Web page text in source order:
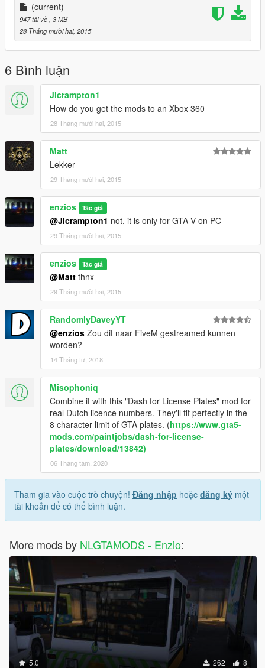
(current)
947 tải về, 3 MB
28 Tháng mười hai, 2015
6 Bình luận
Jlcrampton1
How do you get the mods to an Xbox 360
28 Tháng mười hai, 2015
Matt
Lekker
29 Tháng mười hai, 2015
enzios Tác giả
@Jlcrampton1 not, it is only for GTA V on PC
29 Tháng mười hai, 2015
enzios Tác giả
@Matt thnx
29 Tháng mười hai, 2015
RandomlyDaveyYT
@enzios Zou dit naar FiveM gestreamed kunnen
worden?
14 Tháng tư, 2018
Misophoniq
Combine it with this "Dash for License Plates" mod for
real Dutch licence numbers. They'll fit perfectly in the
8 character limit of GTA plates. (https://www.gta5-
mods.com/paintjobs/dash-for-license-
plates/download/13842)
06 Tháng tám, 2020
Tham gia vào cuộc trò chuyện! Đăng nhập hoặc đăng ký một
tài khoản để có thể bình luận.
More mods by NLGTAMODS - Enzio:
5.0 262 8